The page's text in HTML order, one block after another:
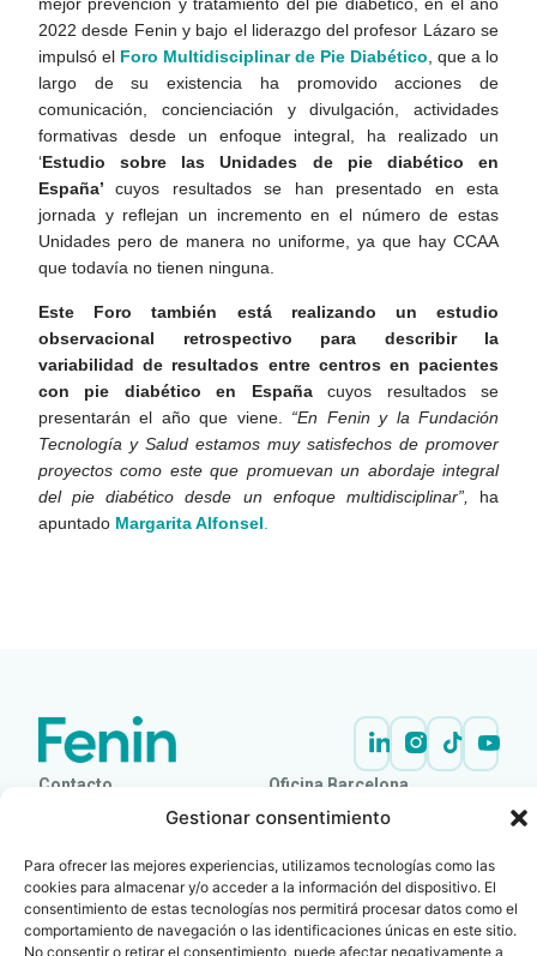
Gestionar consentimiento
Para ofrecer las mejores experiencias, utilizamos tecnologías como las
cookies para almacenar y/o acceder a la información del dispositivo. El
consentimiento de estas tecnologías nos permitirá procesar datos como el
comportamiento de navegación o las identificaciones únicas en este sitio.
No consentir o retirar el consentimiento, puede afectar negativamente a
mejor prevención y tratamiento del pie diabético, en el año
2022 desde Fenin y bajo el liderazgo del profesor Lázaro se
impulsó el Foro Multidisciplinar de Pie Diabético, que a lo
largo de su existencia ha promovido acciones de
comunicación, concienciación y divulgación, actividades
formativas desde un enfoque integral, ha realizado un
‘Estudio sobre las Unidades de pie diabético en
España’cuyos resultados se han presentado en esta
jornada y reflejan un incremento en el número de estas
Unidades pero de manera no uniforme, ya que hay CCAA
que todavía no tienen ninguna.
Este Foro también está realizando un estudio
observacional retrospectivo para describir la
variabilidad de resultados entre centros en pacientes
con pie diabético en Españacuyos resultados se
presentarán el año que viene.
“En Fenin y la Fundación
Tecnología y Salud estamos muy satisfechos de promover
proyectos como este que promuevan un abordaje integral
del pie diabético desde un enfoque multidisciplinar”,
ha
apuntado Margarita Alfonsel
Contacto
info@fenin.es
28001
915 759 800
Oficina Barcelona
Travesera de Gracia, 56 -
932 014 655
Copyright © 2025 FENIN |
Política
|Cookies
|Aviso
|SIIF(Canal
|Políticas